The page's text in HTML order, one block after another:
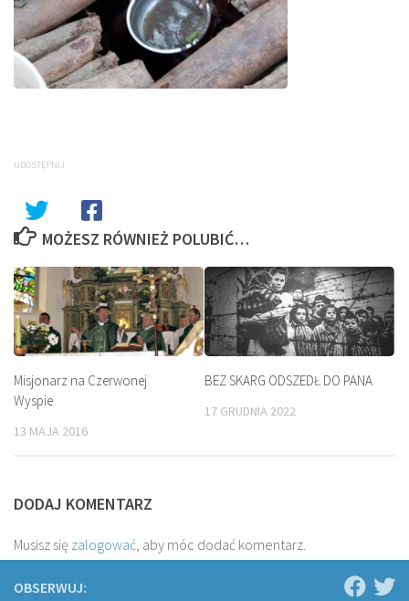
UDOSTĘPNIJ
MOŻESZ RÓWNIEŻ POLUBIĆ…
Misjonarz na Czerwonej
Wyspie
13 MAJA 2016
BEZ SKARG ODSZEDŁ DO PANA
17 GRUDNIA 2022
DODAJ KOMENTARZ
Musisz się zalogować, aby móc dodać komentarz.
OBSERWUJ: